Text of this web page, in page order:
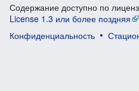
Содержание доступно по
License 1.3 или более поздняя
Конфиденциальность